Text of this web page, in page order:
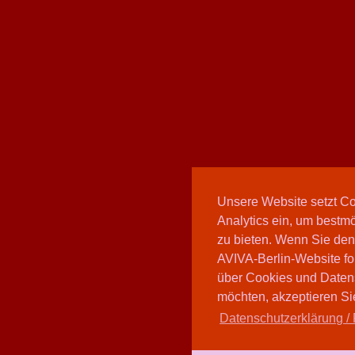
Unsere Website setzt
Analytics ein, um
zu bieten. Wenn Sie
AVIVA-Berlin-Website
über Cookies und
möchten, akzeptieren
Datenschutzerklärung /